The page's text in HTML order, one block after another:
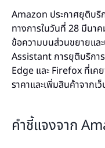
Amazon ประกาศยุติบริ
ทางการในวันที่ 28 มีนา
ข้อความบนส่วนขยายแล
Assistant การยุติบริกา
Edge และ Firefox ที่เค
ราคาและเพิ่มสินค้าจากเ
คำชี้แจงจาก